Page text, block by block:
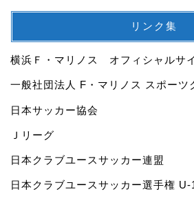
リンク集
横浜Ｆ・マリノス オフィシャルサ
一般社団法人 F・マリノス スポーツ
日本サッカー協会
Ｊリーグ
日本クラブユースサッカー連盟
日本クラブユースサッカー選手権 U-